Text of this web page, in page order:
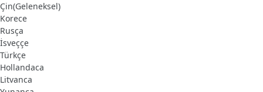
Çin(Geleneksel)
Korece
Rusça
İsveççe
Türkçe
Hollandaca
Litvanca